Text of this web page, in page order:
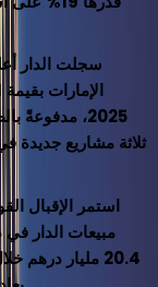
سجلت الدار
2025،
ثلاثة مشاريع جديدة
استمر الإقبال
مبيعات الدار في